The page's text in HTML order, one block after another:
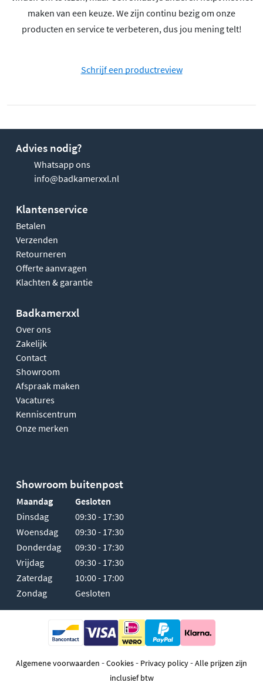
maken van een keuze. We zijn continu bezig om onze
producten en service te verbeteren, dus jou mening telt!
Schrijf een productreview
Advies nodig?
Whatsapp ons
info@badkamerxxl.nl
Klantenservice
Betalen
Verzenden
Retourneren
Offerte aanvragen
Klachten & garantie
Badkamerxxl
Over ons
Zakelijk
Contact
Showroom
Afspraak maken
Vacatures
Kenniscentrum
Onze merken
Showroom buitenpost
Maandag
Gesloten
Dinsdag
09:30 - 17:30
Woensdag
09:30 - 17:30
Donderdag
09:30 - 17:30
Vrijdag
09:30 - 17:30
Zaterdag
10:00 - 17:00
Zondag
Gesloten
Algemene voorwaarden -Cookies- Privacy policy-Alle prijzen zijn
inclusief btw